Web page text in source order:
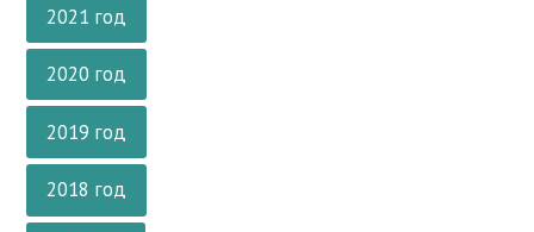
2021 год
2020 год
2019 год
2018 год